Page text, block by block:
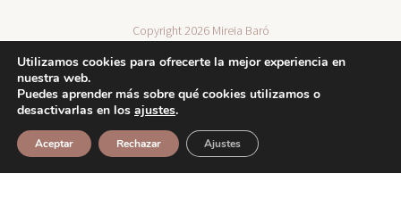
Copyright 2026 Mireia Baró
Utilizamos cookies para ofrecerte la mejor experiencia en
nuestra web.
Puedes aprender más sobre qué cookies utilizamos o
desactivarlas en los ajustes.
Aceptar Rechazar Ajustes